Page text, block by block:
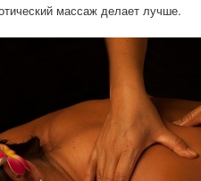
массаж делает лучше.